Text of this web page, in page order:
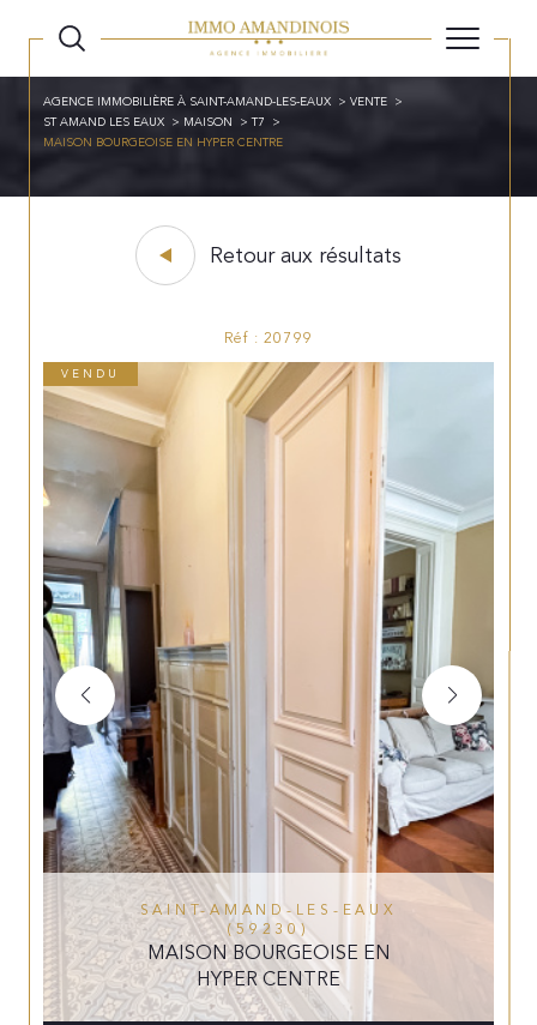
AGENCE IMMOBILIÈRE À SAINT-AMAND-LES-EAUX
VENTE
ST AMAND LES EAUX
MAISON
T7
MAISON BOURGEOISE EN HYPER CENTRE
Retour aux résultats
Réf : 20799
VENDU
SAINT-AMAND-LES-EAUX
(59230)
MAISON BOURGEOISE EN
HYPER CENTRE